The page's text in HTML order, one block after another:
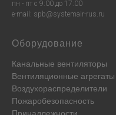
пн - пт с 9:00 до 17:00
e-mail: spb@systemair-rus.ru
Оборудование
Канальные вентиляторы
Вентиляционные агрегаты
Воздухораспределители
Пожаробезопасность